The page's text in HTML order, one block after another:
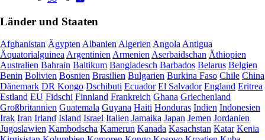
Länder und Staaten
Afghanistan Ägypten Albanien Algerien Angola Antigua
Äquatorialguinea Argentinien Armenien Aserbaidschan Äthiopien
Australien Bahrain Baltikum Bangladesch Barbados Belarus Belgien
Benin Bolivien Bosnien Brasilien Bulgarien Burkina Faso Chile China
Dänemark DR Kongo Dschibuti Ecuador El Salvador England Eritrea
Estland EU Fidschi Finnland Frankreich Ghana Griechenland
Großbritannien Guatemala Guyana Haiti Honduras Indien Indonesien
Irak Iran Irland Island Israel Italien Jamaika Japan Jemen Jordanien
Jugoslawien Kambodscha Kamerun Kanada Kasachstan Katar Kenia